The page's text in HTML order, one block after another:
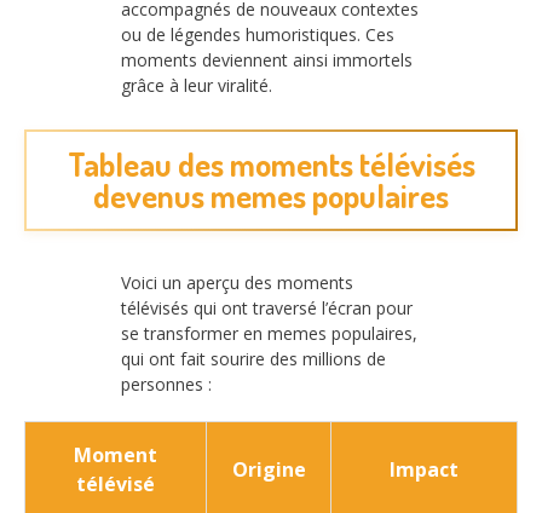
accompagnés de nouveaux contextes
ou de légendes humoristiques. Ces
moments deviennent ainsi immortels
grâce à leur viralité.
Tableau des moments télévisés
devenus memes populaires
Voici un aperçu des moments
télévisés qui ont traversé l’écran pour
se transformer en memes populaires,
qui ont fait sourire des millions de
personnes :
Moment
télévisé
Origine Impact